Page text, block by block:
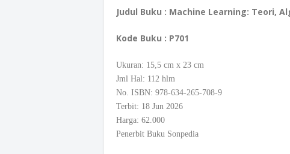
Judul Buku : Machine Learning: Teori,
Kode Buku : P701
Ukuran: 15,5 cm x 23 cm
Jml Hal: 112 hlm
No. ISBN: 978-634-265-708-9
Terbit: 18 Jun 2026
Harga: 62.000
Penerbit Buku Sonpedia